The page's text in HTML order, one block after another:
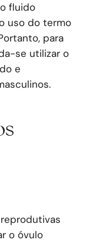
fluido
uso do termo
para
se utilizar o
e
o óvulo